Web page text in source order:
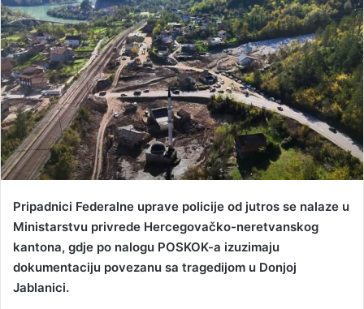
a
n
e
m
a
i
l
Pripadnici Federalne uprave policije od jutros se nalaze u
Ministarstvu privrede Hercegovačko-neretvanskog
kantona, gdje po nalogu POSKOK-a izuzimaju
dokumentaciju povezanu sa tragedijom u Donjoj
Jablanici.